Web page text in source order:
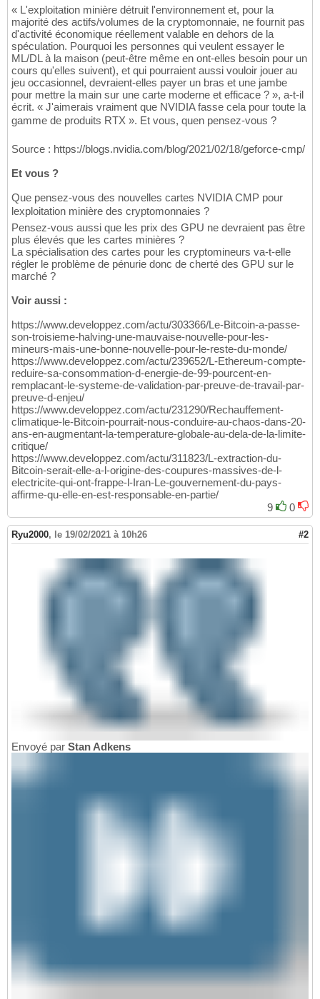
« L'exploitation minière détruit l'environnement et, pour la
majorité des actifs/volumes de la cryptomonnaie, ne fournit pas
d'activité économique réellement valable en dehors de la
spéculation. Pourquoi les personnes qui veulent essayer le
ML/DL à la maison (peut-être même en ont-elles besoin pour un
cours qu'elles suivent), et qui pourraient aussi vouloir jouer au
jeu occasionnel, devraient-elles payer un bras et une jambe
pour mettre la main sur une carte moderne et efficace ? », a-t-il
écrit. « J'aimerais vraiment que NVIDIA fasse cela pour toute la
gamme de produits RTX ». Et vous, quen pensez-vous ?
Source : https://blogs.nvidia.com/blog/2021/02/18/geforce-cmp/
Et vous ?
Que pensez-vous des nouvelles cartes NVIDIA CMP pour
lexploitation minière des cryptomonnaies ?
Pensez-vous aussi que les prix des GPU ne devraient pas être
plus élevés que les cartes minières ?
La spécialisation des cartes pour les cryptomineurs va-t-elle
régler le problème de pénurie donc de cherté des GPU sur le
marché ?
Voir aussi :
https://www.developpez.com/actu/303366/Le-Bitcoin-a-passe-
son-troisieme-halving-une-mauvaise-nouvelle-pour-les-
mineurs-mais-une-bonne-nouvelle-pour-le-reste-du-monde/
https://www.developpez.com/actu/239652/L-Ethereum-compte-
reduire-sa-consommation-d-energie-de-99-pourcent-en-
remplacant-le-systeme-de-validation-par-preuve-de-travail-par-
preuve-d-enjeu/
https://www.developpez.com/actu/231290/Rechauffement-
climatique-le-Bitcoin-pourrait-nous-conduire-au-chaos-dans-20-
ans-en-augmentant-la-temperature-globale-au-dela-de-la-limite-
critique/
https://www.developpez.com/actu/311823/L-extraction-du-
Bitcoin-serait-elle-a-l-origine-des-coupures-massives-de-l-
electricite-qui-ont-frappe-l-Iran-Le-gouvernement-du-pays-
affirme-qu-elle-en-est-responsable-en-partie/
9
0
Ryu2000, le 19/02/2021 à 10h26 #2
Envoyé par Stan Adkens